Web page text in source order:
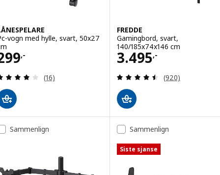
vogn med hylle, svart, 50x27
,-
299,-
Gjennomgang: 4 av 5 stjerner. Samlede
(16)
FREDDE
Gamingbord, svart,
140/185x74x146 cm
3.495,-
Pris 3495,-
Gjennomgang:
(920)
Sammenlign Sammenlign
Siste sjanse